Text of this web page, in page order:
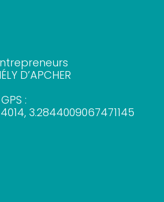
D’APCHER
:
3.2844009067471145